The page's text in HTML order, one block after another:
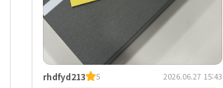
rhdfyd213 5 2026.06.27 15:43